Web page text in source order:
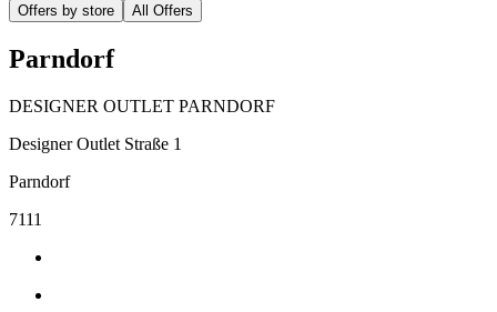
Offers by store
All Offers
Parndorf
DESIGNER OUTLET PARNDORF
Designer Outlet Straße 1
Parndorf
7111